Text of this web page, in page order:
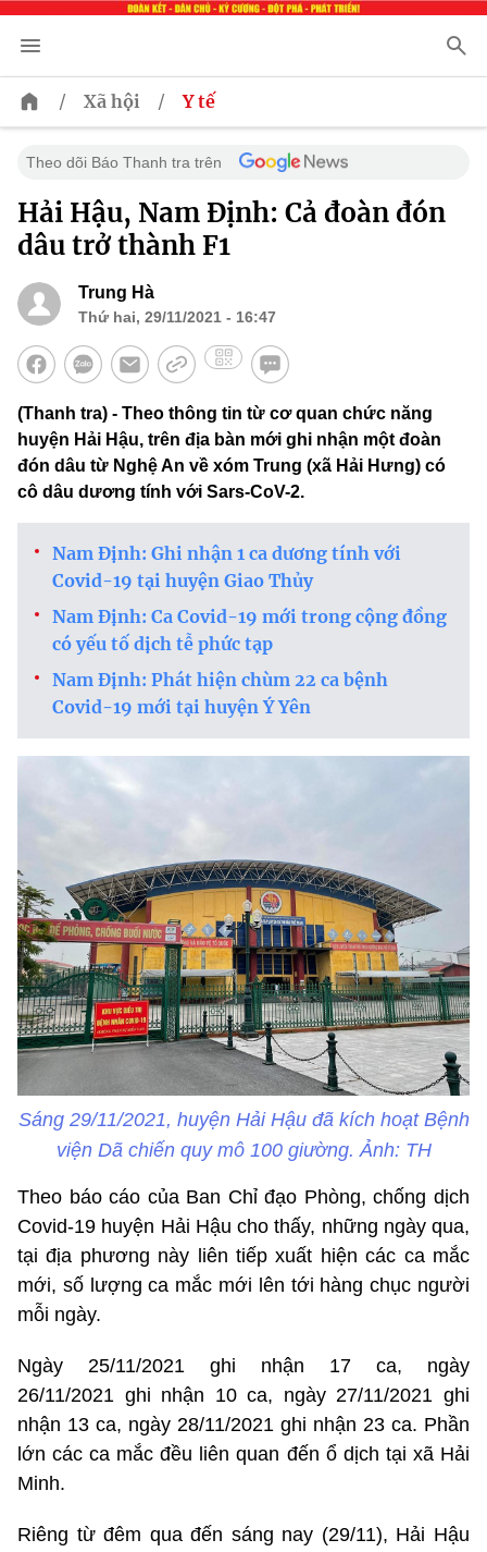
/ Xã hội / Y tế
Theo dõi Báo Thanh tra trên
Hải Hậu, Nam Định: Cả đoàn đón
dâu trở thành F1
Trung Hà
Thứ hai, 29/11/2021 - 16:47
(Thanh tra) - Theo thông tin từ cơ quan chức năng
huyện Hải Hậu, trên địa bàn mới ghi nhận một đoàn
đón dâu từ Nghệ An về xóm Trung (xã Hải Hưng) có
cô dâu dương tính với Sars-CoV-2.
Nam Định: Ghi nhận 1 ca dương tính với
Covid-19 tại huyện Giao Thủy
Nam Định: Ca Covid-19 mới trong cộng đồng
có yếu tố dịch tễ phức tạp
Nam Định: Phát hiện chùm 22 ca bệnh
Covid-19 mới tại huyện Ý Yên
Sáng 29/11/2021, huyện Hải Hậu đã kích hoạt Bệnh
viện Dã chiến quy mô 100 giường. Ảnh: TH
Theo báo cáo của Ban Chỉ đạo Phòng, chống dịch
Covid-19 huyện Hải Hậu cho thấy, những ngày qua,
tại địa phương này liên tiếp xuất hiện các ca mắc
mới, số lượng ca mắc mới lên tới hàng chục người
mỗi ngày.
Ngày 25/11/2021 ghi nhận 17 ca, ngày
26/11/2021 ghi nhận 10 ca, ngày 27/11/2021 ghi
nhận 13 ca, ngày 28/11/2021 ghi nhận 23 ca. Phần
lớn các ca mắc đều liên quan đến ổ dịch tại xã Hải
Minh.
Riêng từ đêm qua đến sáng nay (29/11), Hải Hậu